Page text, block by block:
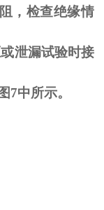
，检查绝缘情
泄漏试验时接
7中所示。